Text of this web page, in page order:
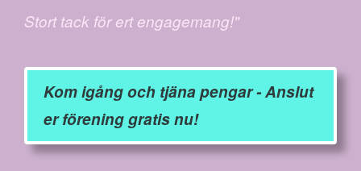
Stort tack för ert engagemang!"
Kom igång och tjäna pengar - Anslut
er förening gratis nu!